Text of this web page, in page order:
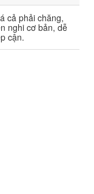
cả phải chăng,
nghi cơ bản, dễ
cận.